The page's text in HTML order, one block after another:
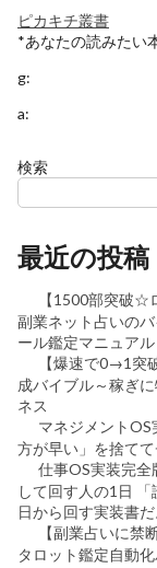
ピカキチ叢書
*あなたの読みたい
g:
a:
検索
最近の投稿
【1500部突破☆
副業ネット占いの
ール鑑定マニュアル
【爆速で0→1突
成バイブル～稼ぎ
ネス
マネジメント
方が早い」を捨て
仕事OS実装完
して回す人の1日
日から回す実装書だ
【副業占いに禁
タロット鑑定自動